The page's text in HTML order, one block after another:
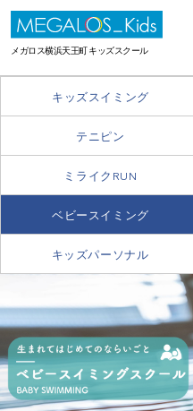
メガロス横浜天王町 キッズスクール
キッズスイミング
テニピン
ミライクRUN
ベビースイミング
キッズパーソナル